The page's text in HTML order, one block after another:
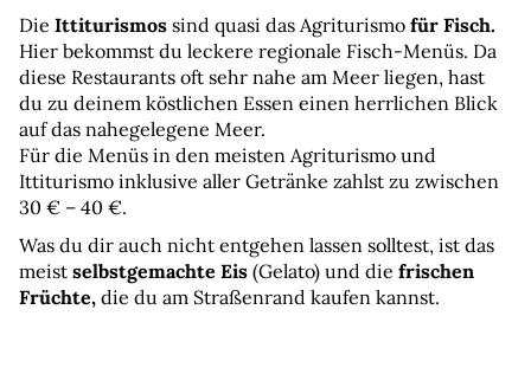
Die Ittiturismos sind quasi das Agriturismo für Fisch.
Hier bekommst du leckere regionale Fisch-Menüs. Da
diese Restaurants oft sehr nahe am Meer liegen, hast
du zu deinem köstlichen Essen einen herrlichen Blick
auf das nahegelegene Meer.
Für die Menüs in den meisten Agriturismo und
Ittiturismo inklusive aller Getränke zahlst zu zwischen
30 € – 40 €.
Was du dir auch nicht entgehen lassen solltest, ist das
meist selbstgemachte Eis (Gelato) und die frischen
Früchte, die du am Straßenrand kaufen kannst.